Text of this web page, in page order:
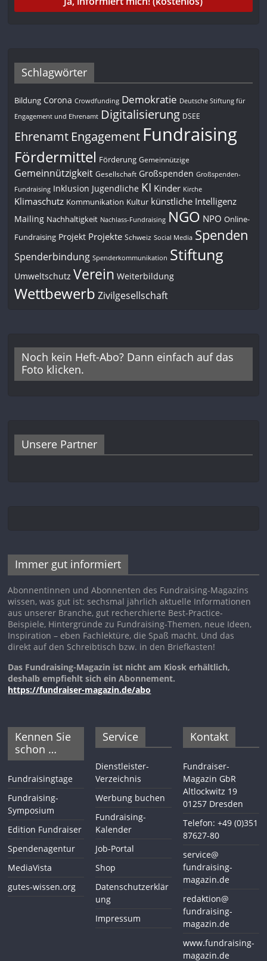
Schlagwörter
Bildung Corona Crowdfunding Demokratie Deutsche Stiftung für
Engagement und Ehrenamt Digitalisierung DSEE
Ehrenamt Engagement Fundraising
Fördermittel Förderung Gemeinnützige
Gemeinnützigkeit Gesellschaft Großspenden Großspenden-
Fundraising Inklusion Jugendliche KI Kinder Kirche
Klimaschutz Kommunikation Kultur künstliche Intelligenz
Mailing Nachhaltigkeit Nachlass-Fundraising NGO NPO Online-
Fundraising Projekt Projekte Schweiz Social Media Spenden
Spenderbindung Spenderkommunikation Stiftung
Umweltschutz Verein Weiterbildung
Wettbewerb Zivilgesellschaft
Noch kein Heft-Abo? Dann einfach auf das
Foto klicken.
Unsere Partner
Immer gut informiert
Abonnentinnen und Abonnenten des Fundraising-Magazins
wissen, was gut ist: sechsmal jährlich aktuelle Informationen
aus unserer Branche, gut recherchierte Best-Practice-
Beispiele, Hintergründe zu Fundraising-Themen, neue Ideen,
Inspiration – eben Fachlektüre, die Spaß macht. Und das
direkt auf den Schreibtisch bzw. in den Briefkasten!
Das Fundraising-Magazin ist nicht am Kiosk erhältlich,
deshalb empfiehlt sich ein Abonnement.
https://fundraiser-magazin.de/abo
Kennen Sie
schon …
Fundraisingtage
Fundraising-
Symposium
Edition Fundraiser
Spendenagentur
MediaVista
gutes-wissen.org
Service
Dienstleister-
Verzeichnis
Werbung buchen
Fundraising-
Kalender
Job-Portal
Shop
Datenschutzerklär
ung
Impressum
Kontakt
Fundraiser-
Magazin GbR
Altlockwitz 19
01257 Dresden
Telefon: +49 (0)351
87627-80
service@
fundraising-
magazin.de
redaktion@
fundraising-
magazin.de
www.fundraising-
magazin.de